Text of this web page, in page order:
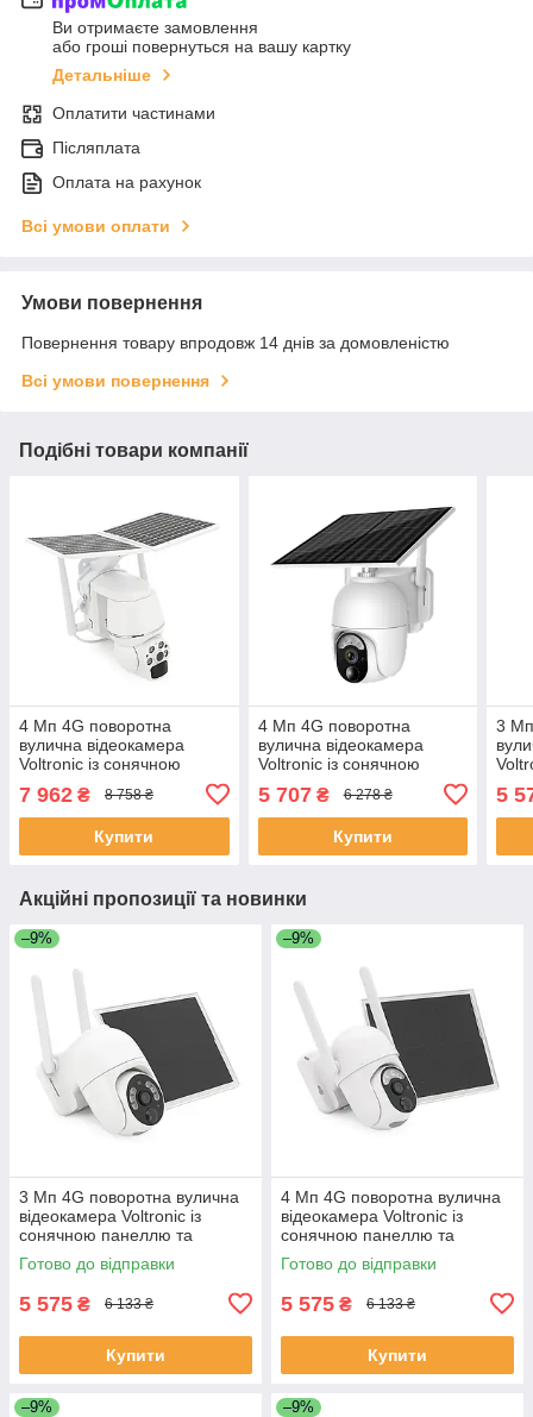
Ви отримаєте замовлення
або гроші повернуться на вашу картку
Детальніше
Оплатити частинами
Післяплата
Оплата на рахунок
Всі умови оплати
Умови повернення
Повернення товару впродовж 14 днів за домовленістю
Всі умови повернення
Подібні товари компанії
4 Мп 4G поворотна
вулична відеокамера
Voltronic із сонячною
панеллю та вбудованими
АКБ 9600mA UBox
IPPTZ26425 2.8mm
ЕКОБОКС
7 962 ₴ 8 758 ₴
Купити
4 Мп 4G поворотна
вулична відеокамера
Voltronic із сонячною
панеллю та вбудованими
АКБ 10400mA UBox
IPPTZ16425 2.8 mm
ЕКОБОКС
5 707₴ 6 278 ₴
Купити
3
АКБ
5
Акційні пропозиції та новинки
–9%
3 Мп 4G поворотна вулична
відеокамера Voltronic із
сонячною панеллю та
вбудованими АКБ 10400mA
UBox IPPTZ16325 2.8 mm
Готово до відправки
5 575 ₴ 6 133 ₴
Купити
–9%
4 Мп 4G поворотна вулична
відеокамера Voltronic із
сонячною панеллю та
вбудованими АКБ 10400mA
UBox IPPTZ14425 2.8 mm
Готово до відправки
5 575 ₴ 6 133 ₴
Купити
–9% –9%